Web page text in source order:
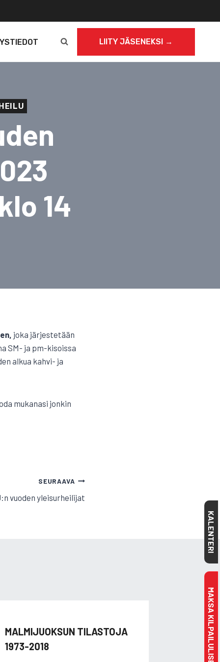
LIITY JÄSENEKSI →
14
joka järjestetään
SM- ja pm-kisoissa
alkua kahvi- ja
mukanasi jonkin
SEURAAVA
vuoden yleisurheilijat
MALMIJUOKSUN TILASTOJA
1973-2018
KALENTERI
MAKSA KILPAILULISENSSI